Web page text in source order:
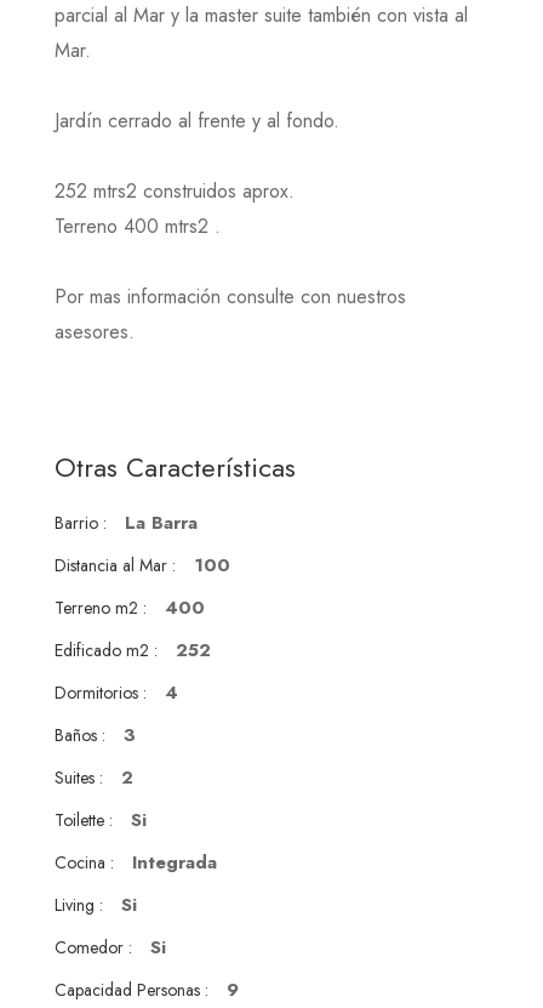
parcial al Mar y la master suite también con vista al
Mar.
Jardín cerrado al frente y al fondo.
252 mtrs2 construidos aprox.
Terreno 400 mtrs2 .
Por mas información consulte con nuestros
asesores.
Otras Características
Barrio : La Barra
Distancia al Mar : 100
Terreno m2 : 400
Edificado m2 : 252
Dormitorios : 4
Baños : 3
Suites : 2
Toilette : Si
Cocina : Integrada
Living : Si
Comedor : Si
Capacidad Personas : 9